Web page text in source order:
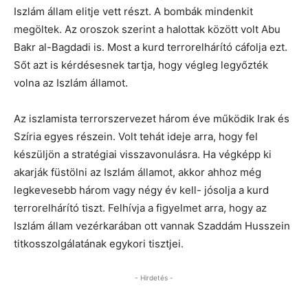
Iszlám állam elitje vett részt. A bombák mindenkit
megöltek. Az oroszok szerint a halottak között volt Abu
Bakr al-Bagdadi is. Most a kurd terrorelhárító cáfolja ezt.
Sőt azt is kérdésesnek tartja, hogy végleg legyőzték
volna az Iszlám államot.
Az iszlamista terrorszervezet három éve működik Irak és
Szíria egyes részein. Volt tehát ideje arra, hogy fel
készüljön a stratégiai visszavonulásra. Ha végképp ki
akarják füstölni az Iszlám államot, akkor ahhoz még
legkevesebb három vagy négy év kell- jósolja a kurd
terrorelhárító tiszt. Felhívja a figyelmet arra, hogy az
Iszlám állam vezérkarában ott vannak Szaddám Husszein
titkosszolgálatának egykori tisztjei.
- Hirdetés -